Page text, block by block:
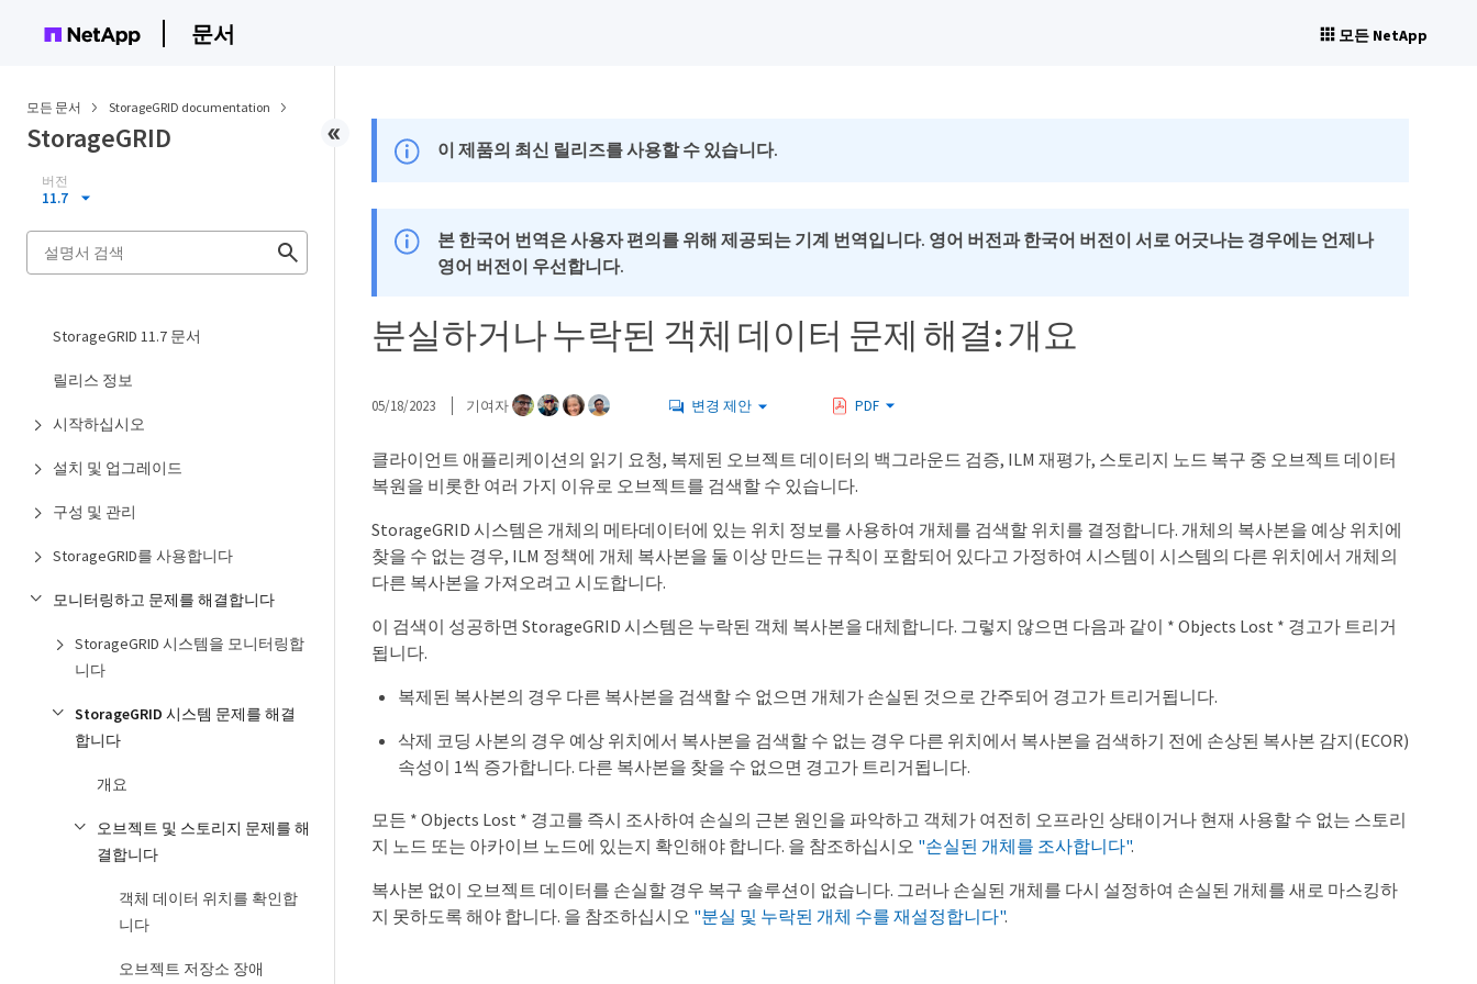
문서 모든 NetApp
모든 문서 StorageGRID documentation
StorageGRID
버전
11.7
StorageGRID 11.7 문서
릴리스 정보
시작하십시오
설치 및 업그레이드
구성 및 관리
StorageGRID를 사용합니다
모니터링하고 문제를 해결합니다
StorageGRID 시스템을 모니터링합
니다
StorageGRID 시스템 문제를 해결
합니다
개요
오브젝트 및 스토리지 문제를 해
결합니다
객체 데이터 위치를 확인합
니다
오브젝트 저장소 장애
이 제품의 최신 릴리즈를 사용할 수 있습니다.
본 한국어 번역은 사용자 편의를 위해 제공되는 기계 번역입니다. 영어 버전과 한국어 버전이 서로 어긋나는 경우에는 언제나
영어 버전이 우선합니다.
분실하거나 누락된 객체 데이터 문제 해결: 개요
05/18/2023 기여자 변경 제안 PDF
클라이언트 애플리케이션의 읽기 요청, 복제된 오브젝트 데이터의 백그라운드 검증, ILM 재평가, 스토리지 노드 복구 중 오브젝트 데이터
복원을 비롯한 여러 가지 이유로 오브젝트를 검색할 수 있습니다.
StorageGRID 시스템은 개체의 메타데이터에 있는 위치 정보를 사용하여 개체를 검색할 위치를 결정합니다. 개체의 복사본을 예상 위치에
찾을 수 없는 경우, ILM 정책에 개체 복사본을 둘 이상 만드는 규칙이 포함되어 있다고 가정하여 시스템이 시스템의 다른 위치에서 개체의
다른 복사본을 가져오려고 시도합니다.
이 검색이 성공하면 StorageGRID 시스템은 누락된 객체 복사본을 대체합니다. 그렇지 않으면 다음과 같이 * Objects Lost * 경고가 트리거
됩니다.
복제된 복사본의 경우 다른 복사본을 검색할 수 없으면 개체가 손실된 것으로 간주되어 경고가 트리거됩니다.
삭제 코딩 사본의 경우 예상 위치에서 복사본을 검색할 수 없는 경우 다른 위치에서 복사본을 검색하기 전에 손상된 복사본 감지(ECOR)
속성이 1씩 증가합니다. 다른 복사본을 찾을 수 없으면 경고가 트리거됩니다.
모든 * Objects Lost * 경고를 즉시 조사하여 손실의 근본 원인을 파악하고 객체가 여전히 오프라인 상태이거나 현재 사용할 수 없는 스토리
지 노드 또는 아카이브 노드에 있는지 확인해야 합니다. 을 참조하십시오 "손실된 개체를 조사합니다".
복사본 없이 오브젝트 데이터를 손실할 경우 복구 솔루션이 없습니다. 그러나 손실된 개체를 다시 설정하여 손실된 개체를 새로 마스킹하
지 못하도록 해야 합니다. 을 참조하십시오 "분실 및 누락된 개체 수를 재설정합니다".